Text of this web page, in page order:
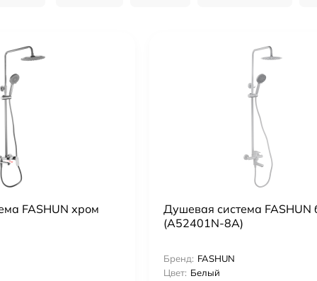
FASHUN хром
Душевая система FASHUN
(A52401N-8A)
Бренд: FASHUN
Цвет: Белый